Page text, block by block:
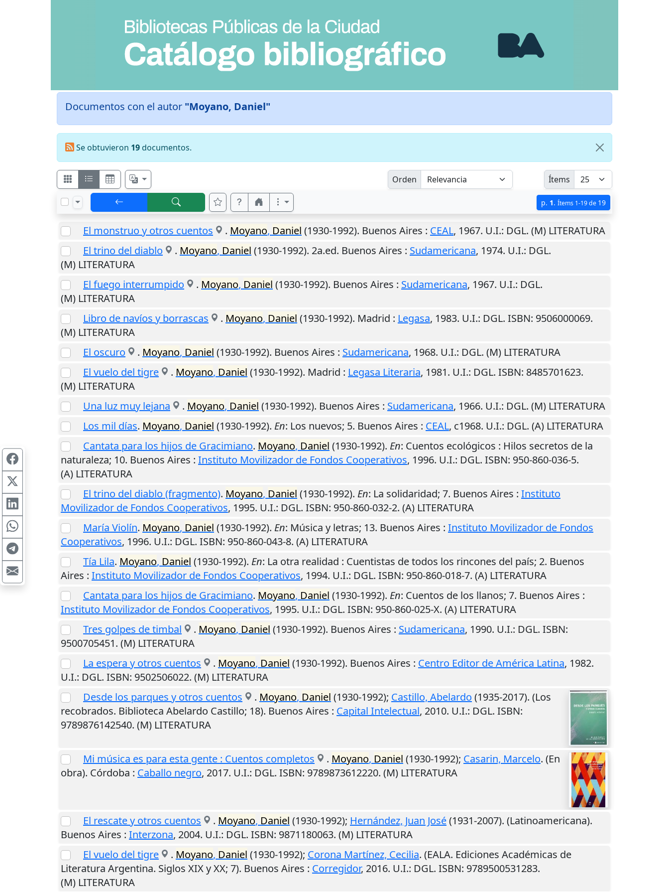
Documentos con el autor "Moyano, Daniel"
Se obtuvieron 19documentos.
Orden Ítems
p. 1. Ítems 1-19 de 19
El monstruo y otros cuentos . Moyano, Daniel (1930-1992). Buenos Aires : CEAL, 1967. U.I.: DGL. (M) LITERATURA
El trino del diablo
. Moyano, Daniel (1930-1992). 2a.ed. Buenos Aires : Sudamericana, 1974. U.I.: DGL.
(M) LITERATURA
El fuego interrumpido
. Moyano, Daniel (1930-1992). Buenos Aires : Sudamericana, 1967. U.I.: DGL.
(M) LITERATURA
Libro de navíos y borrascas
. Moyano, Daniel (1930-1992). Madrid : Legasa, 1983. U.I.: DGL. ISBN: 9506000069.
(M) LITERATURA
El oscuro
. Moyano, Daniel (1930-1992). Buenos Aires : Sudamericana, 1968. U.I.: DGL. (M) LITERATURA
El vuelo del tigre
. Moyano, Daniel (1930-1992). Madrid : Legasa Literaria, 1981. U.I.: DGL. ISBN: 8485701623.
(M) LITERATURA
Una luz muy lejana
. Moyano, Daniel (1930-1992). Buenos Aires : Sudamericana, 1966. U.I.: DGL. (M) LITERATURA
Los mil días. Moyano, Daniel (1930-1992). En: Los nuevos; 5. Buenos Aires : CEAL, c1968. U.I.: DGL. (A) LITERATURA
Cantata para los hijos de Gracimiano. Moyano, Daniel (1930-1992). En: Cuentos ecológicos : Hilos secretos de la
naturaleza; 10. Buenos Aires : Instituto Movilizador de Fondos Cooperativos, 1996. U.I.: DGL. ISBN: 950-860-036-5.
(A) LITERATURA
El trino del diablo (fragmento). Moyano, Daniel (1930-1992). En: La solidaridad; 7. Buenos Aires : Instituto
Movilizador de Fondos Cooperativos, 1995. U.I.: DGL. ISBN: 950-860-032-2. (A) LITERATURA
María Violín. Moyano, Daniel (1930-1992). En: Música y letras; 13. Buenos Aires : Instituto Movilizador de Fondos
Cooperativos, 1996. U.I.: DGL. ISBN: 950-860-043-8. (A) LITERATURA
Tía Lila. Moyano, Daniel (1930-1992). En: La otra realidad : Cuentistas de todos los rincones del país; 2. Buenos
Aires : Instituto Movilizador de Fondos Cooperativos, 1994. U.I.: DGL. ISBN: 950-860-018-7. (A) LITERATURA
Cantata para los hijos de Gracimiano. Moyano, Daniel (1930-1992). En: Cuentos de los llanos; 7. Buenos Aires :
Instituto Movilizador de Fondos Cooperativos, 1995. U.I.: DGL. ISBN: 950-860-025-X. (A) LITERATURA
Tres golpes de timbal
. Moyano, Daniel (1930-1992). Buenos Aires : Sudamericana, 1990. U.I.: DGL. ISBN:
9500705451. (M) LITERATURA
La espera y otros cuentos
. Moyano, Daniel (1930-1992). Buenos Aires : Centro Editor de América Latina, 1982.
U.I.: DGL. ISBN: 9502506022. (M) LITERATURA
Desde los parques y otros cuentos
. Moyano, Daniel (1930-1992); Castillo, Abelardo (1935-2017). (Los
recobrados. Biblioteca Abelardo Castillo; 18). Buenos Aires : Capital Intelectual, 2010. U.I.: DGL. ISBN:
9789876142540. (M) LITERATURA
Mi música es para esta gente : Cuentos completos . Moyano, Daniel (1930-1992); Casarin, Marcelo. (En
obra). Córdoba : Caballo negro, 2017. U.I.: DGL. ISBN: 9789873612220. (M) LITERATURA
El rescate y otros cuentos . Moyano, Daniel (1930-1992); Hernández, Juan José(1931-2007). (Latinoamericana).
Buenos Aires : Interzona, 2004. U.I.: DGL. ISBN: 9871180063. (M) LITERATURA
El vuelo del tigre
. Moyano, Daniel (1930-1992); Corona Martínez, Cecilia. (EALA. Ediciones Académicas de
Literatura Argentina. Siglos XIX y XX; 7). Buenos Aires : Corregidor, 2016. U.I.: DGL. ISBN: 9789500531283.
(M) LITERATURA